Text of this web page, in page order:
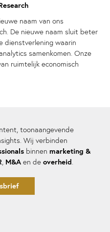
naam van ons
De nieuwe naam sluit beter
dienstverlening waarin
samenkomen. Onze
ruimtelijk economisch
toonaangevende
Wij verbinden
binnen marketing &
, M&A en de overheid.